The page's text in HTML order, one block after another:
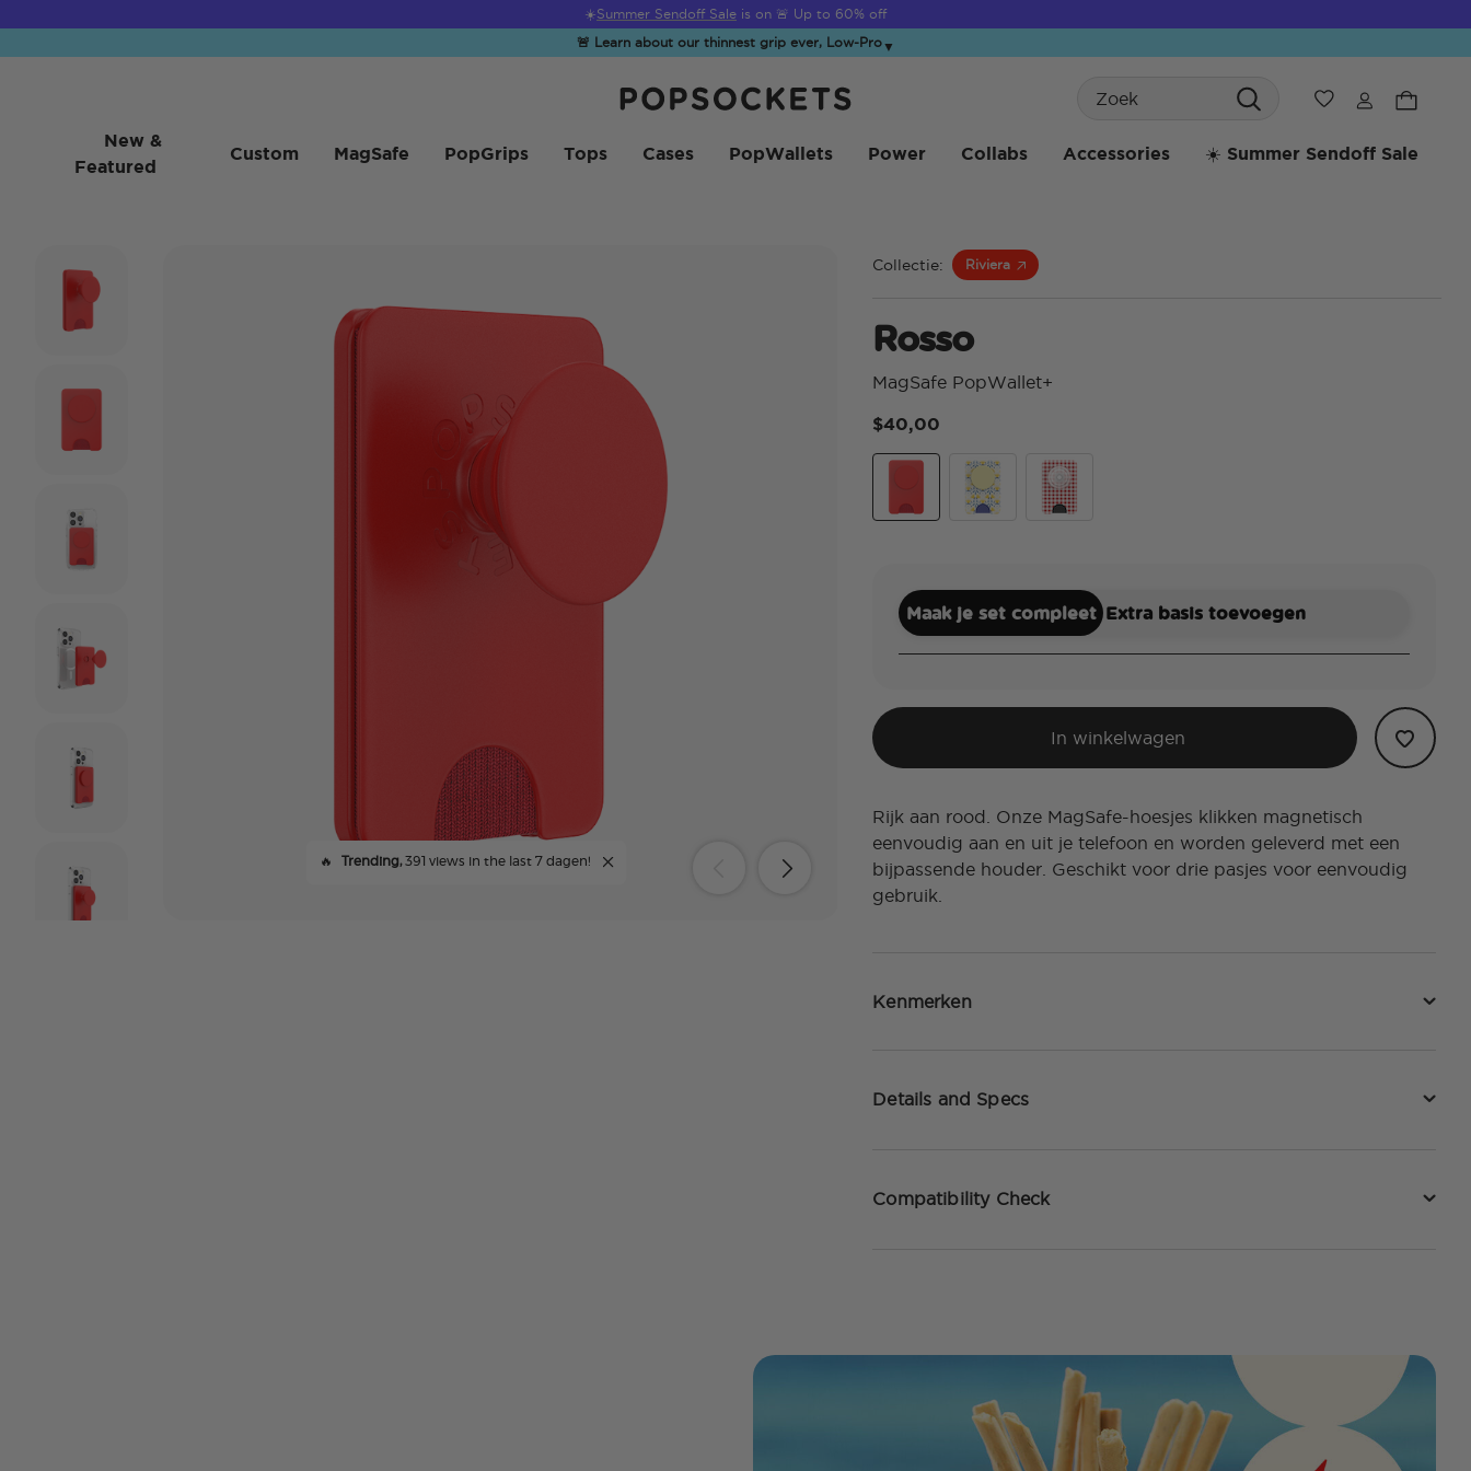
☀️Summer Sendoff Sale is on 🚨 Up to 60% off
🚨 Learn about our thinnest grip ever, Low-Pro▼
Verlanglijst
New &
Featured
Custom MagSafe PopGrips Tops Cases PopWallets Power Collabs Accessories ☀️ Summer Sendoff Sale
🔥 Trending,391 views in the last 7 dagen!
Collectie: Riviera
Rosso
MagSafe PopWallet+
$40,00
Maak je set compleet Extra basis toevoegen
In winkelwagen
Rijk aan rood. Onze MagSafe-hoesjes klikken magnetisch
eenvoudig aan en uit je telefoon en worden geleverd met een
bijpassende houder. Geschikt voor drie pasjes voor eenvoudig
gebruik.
Kenmerken
Details and Specs
Compatibility Check